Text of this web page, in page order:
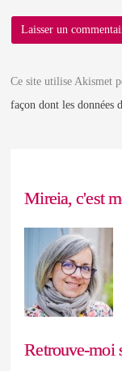
Ce site utilise Akismet
façon dont les données
Mireia, c'est
Retrouve-moi